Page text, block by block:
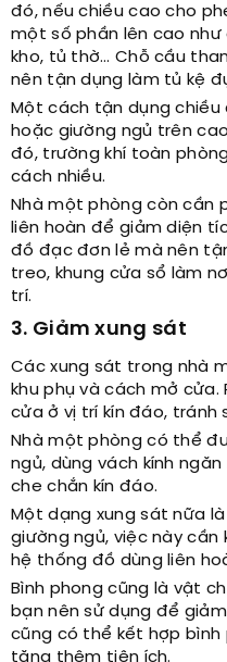
đó, nếu chiều cao cho
một số phần lên cao như
kho, tủ thờ… Chỗ cầu
nên tận dụng làm tủ kệ
Một cách tận dụng
hoặc giường ngủ trên
đó, trường khí toàn
cách nhiều.
Nhà một phòng còn cần
liên hoàn để giảm diện
đồ đạc đơn lẻ mà nên
treo, khung cửa sổ làm
trí.
3. Giảm xung sát
Các xung sát trong nhà
khu phụ và cách mở cửa.
cửa ở vị trí kín đáo, tránh
Nhà một phòng có thể
ngủ, dùng vách kính
che chắn kín đáo.
Một dạng xung sát nữa
giường ngủ, việc này cần
hệ thống đồ dùng liên
Bình phong cũng là vật
bạn nên sử dụng để
cũng có thể kết hợp
tăng thêm tiện ích.